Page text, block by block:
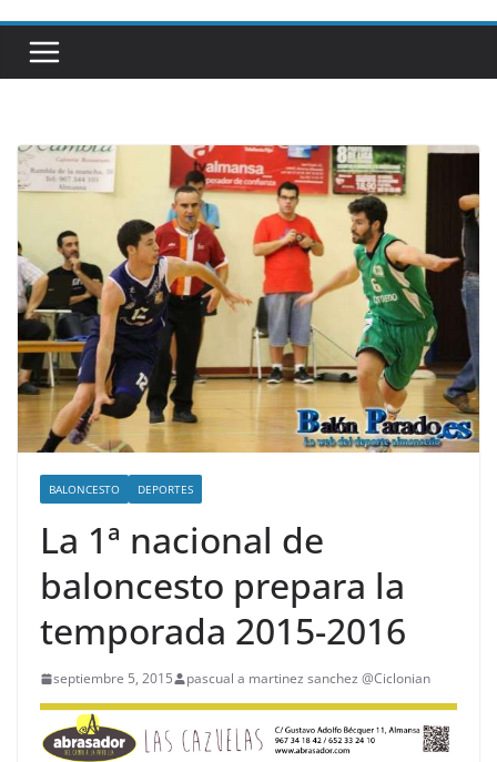
BALONCESTO DEPORTES
La 1ª nacional de
baloncesto prepara la
temporada 2015-2016
septiembre 5, 2015 pascual a martinez sanchez @Ciclonian